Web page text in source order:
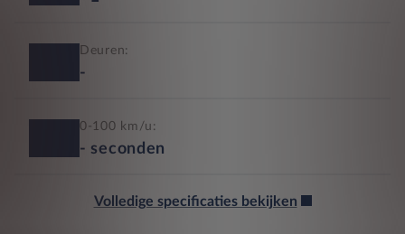
Deuren:
-
0-100 km/u:
- seconden
Volledige specificaties bekijken